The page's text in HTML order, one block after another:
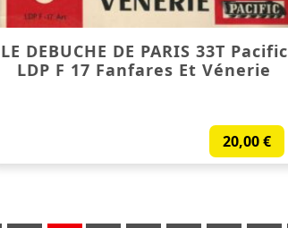
LE DEBUCHE DE PARIS 33T Pacific
LDP F 17 Fanfares Et Vénerie
20,00€